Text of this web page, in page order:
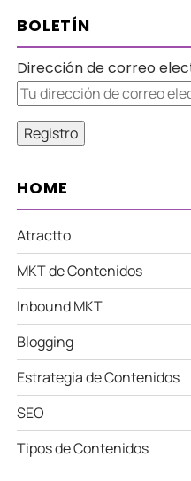
BOLETÍN
Dirección de correo
HOME
Atractto
MKT de Contenidos
Inbound MKT
Blogging
Estrategia de Contenidos
SEO
Tipos de Contenidos